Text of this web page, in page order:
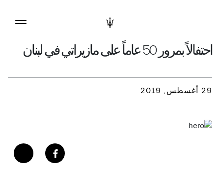
احتفالاً بمرور 50 عاماً على مازيراتي في لبنان
29 أغسطس, 2019